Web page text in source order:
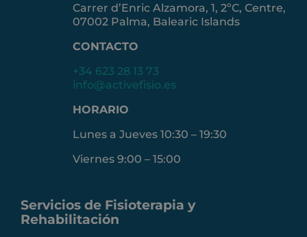
Carrer d’Enric Alzamora, 1, 2ºC, Centre,
07002 Palma, Balearic Islands
CONTACTO
+34 623 28 13 73
info@activefisio.es
HORARIO
Lunes a Jueves 10:30 – 19:30
Viernes 9:00 – 15:00
Servicios de Fisioterapia y
Rehabilitación